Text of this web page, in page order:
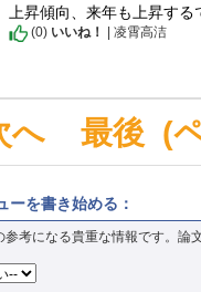
上昇傾向、来年も上昇する
(0) いいね！ | 凌霄高洁
へ 最後 (
を書き始める：
考になる貴重な情報です。論